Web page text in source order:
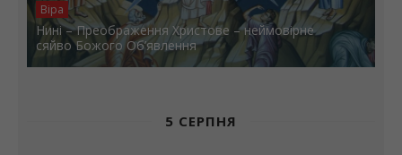
Віра
Нині – Преображення Христове – неймовірне
сяйво Божого Об’явлення
5 СЕРПНЯ